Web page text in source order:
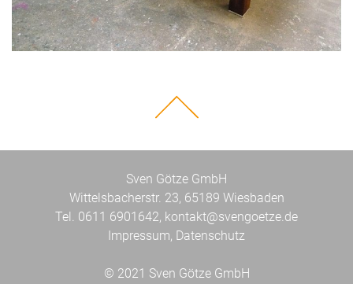
Sven Götze GmbH
Wittelsbacherstr. 23, 65189 Wiesbaden
Tel. 0611 6901642, kontakt@svengoetze.de
Impressum, Datenschutz
© 2021 Sven Götze GmbH